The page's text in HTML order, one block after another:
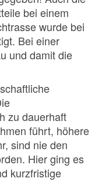
bei einem
wurde bei
Bei einer
und damit die
zu dauerhaft
führt, höhere
sind nie den
Hier ging es
kurzfristige